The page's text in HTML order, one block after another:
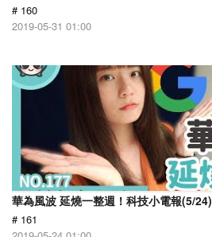
# 160
2019-05-31 01:00
華為風波 延燒一整週！科技小電報(5/24)
# 161